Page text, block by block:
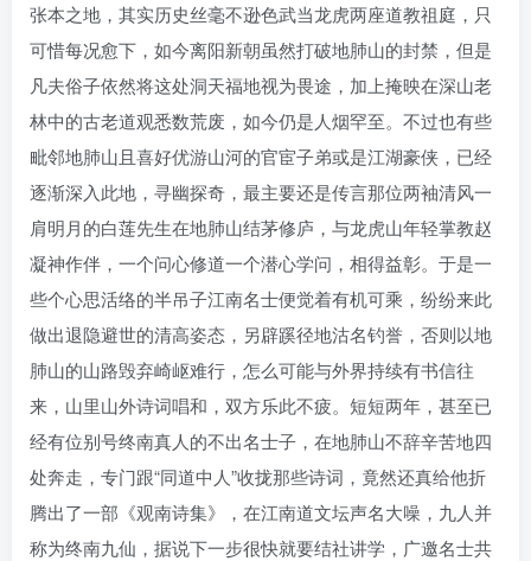
张本之地，其实历史丝毫不逊色武当龙虎两座道教祖庭，只
可惜每况愈下，如今离阳新朝虽然打破地肺山的封禁，但是
凡夫俗子依然将这处洞天福地视为畏途，加上掩映在深山老
林中的古老道观悉数荒废，如今仍是人烟罕至。不过也有些
毗邻地肺山且喜好优游山河的官宦子弟或是江湖豪侠，已经
逐渐深入此地，寻幽探奇，最主要还是传言那位两袖清风一
肩明月的白莲先生在地肺山结茅修庐，与龙虎山年轻掌教赵
凝神作伴，一个问心修道一个潜心学问，相得益彰。于是一
些个心思活络的半吊子江南名士便觉着有机可乘，纷纷来此
做出退隐避世的清高姿态，另辟蹊径地沽名钓誉，否则以地
肺山的山路毁弃崎岖难行，怎么可能与外界持续有书信往
来，山里山外诗词唱和，双方乐此不疲。短短两年，甚至已
经有位别号终南真人的不出名士子，在地肺山不辞辛苦地四
处奔走，专门跟“同道中人”收拢那些诗词，竟然还真给他折
腾出了一部《观南诗集》，在江南道文坛声名大噪，九人并
称为终南九仙，据说下一步很快就要结社讲学，广邀名士共